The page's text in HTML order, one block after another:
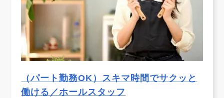
（パート勤務OK）スキマ時間でサクッと
働ける／ホールスタッフ